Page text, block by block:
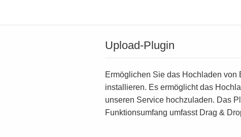
Upload-Plugin
Ermöglichen Sie das Hochladen von
installieren. Es ermöglicht das
unseren Service hochzuladen. Das
Funktionsumfang umfasst Drag &